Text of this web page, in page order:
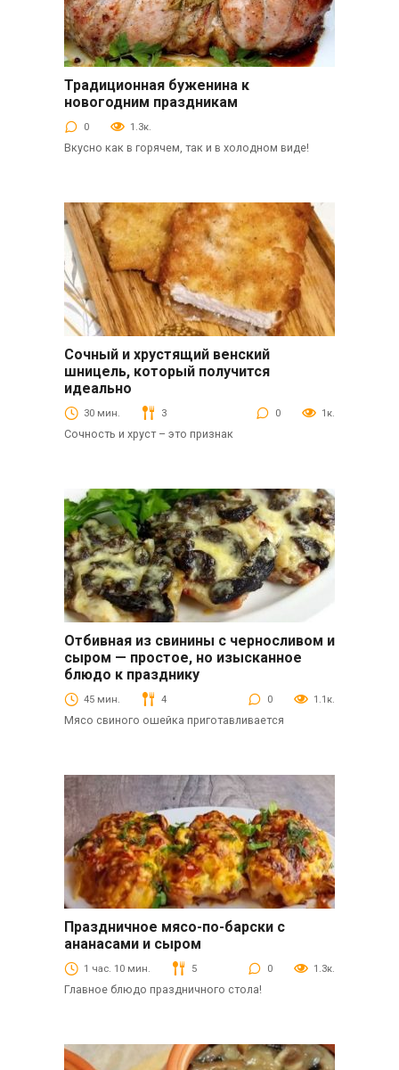
Закуски
Традиционная буженина к
новогодним праздникам
0 1.3к.
Вкусно как в горячем, так и в холодном виде!
Вторые блюда
Сочный и хрустящий венский
шницель, который получится
идеально
30 мин. 3 0 1к.
Сочность и хруст – это признак
Отбивная из свинины с черносливом и
сыром — простое, но изысканное
блюдо к празднику
45 мин. 4 0 1.1к.
Мясо свиного ошейка приготавливается
Вторые блюда
Праздничное мясо-по-барски с
ананасами и сыром
1 час. 10 мин. 5 0 1.3к.
Главное блюдо праздничного стола!